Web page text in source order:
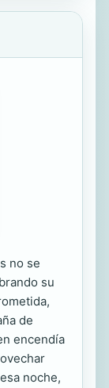
no se
su
de
encendía
noche,